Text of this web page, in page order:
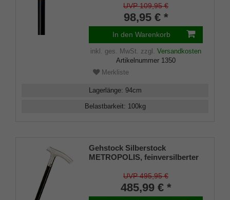
Kirschbaumholz aufgesetzt auf
einen Stock aus seidenmatt
schwarz lackierten
Buchenholz,inklusiv
Gummipuffer.
UVP 109,95 €
98,95 € *
In den Warenkorb
inkl. ges. MwSt. zzgl. Versandkosten
Artikelnummer 1350
Merkliste
Lagerlänge: 94cm
Belastbarkeit: 100kg
Gehstock Silberstock
METROPOLIS, feinversilberter
schwarz lackiertem
Buchenholz, Damen und
Herren, inkl. Gummipuffer
UVP 495,95 €
485,99 € *